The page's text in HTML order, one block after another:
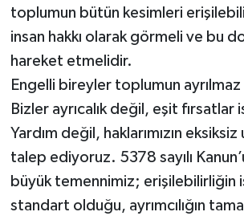
toplumun bütün kesimleri
insan hakkı olarak görmeli ve bu
hareket etmelidir.
Engelli bireyler toplumun ayrılmaz
Bizler ayrıcalık değil, eşit fırsatlar
Yardım değil, haklarımızın eksiksiz
talep ediyoruz. 5378 sayılı
büyük temennimiz; erişilebilirliğin
standart olduğu, ayrımcılığın